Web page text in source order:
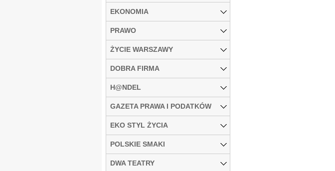
EKONOMIA
PRAWO
ŻYCIE WARSZAWY
DOBRA FIRMA
H@NDEL
GAZETA PRAWA I PODATKÓW
EKO STYL ŻYCIA
POLSKIE SMAKI
DWA TEATRY